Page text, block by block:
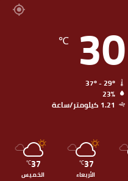
30
℃
23%
1.21 كيلومتر/ساعة
37
℃
الأربعاء
37
℃
الخميس